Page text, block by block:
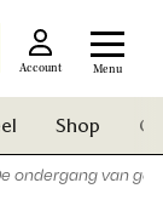
Account Menu
Shop
ondergang van